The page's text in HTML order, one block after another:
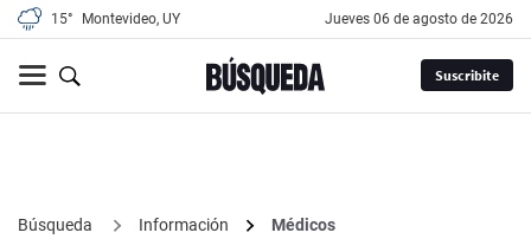
15° Montevideo, UY jueves 06 de agosto de 2026
Suscribite
Búsqueda Información
Médicos